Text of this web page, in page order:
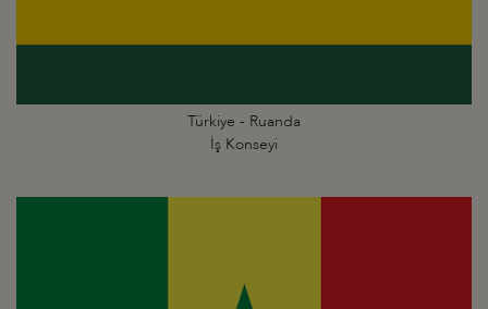
Türkiye - Ruanda
İş Konseyi